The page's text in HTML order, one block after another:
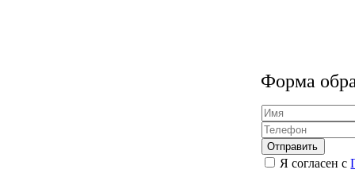
Форма
Я согласен с